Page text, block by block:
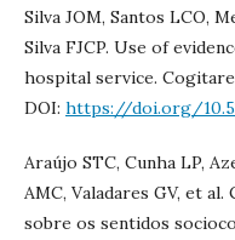
Silva JOM, Santos LCO,
Silva FJCP. Use of
hospital service. Cogitare
DOI: https://doi.org/
Araújo STC, Cunha LP,
AMC, Valadares GV, et
sobre os sentidos